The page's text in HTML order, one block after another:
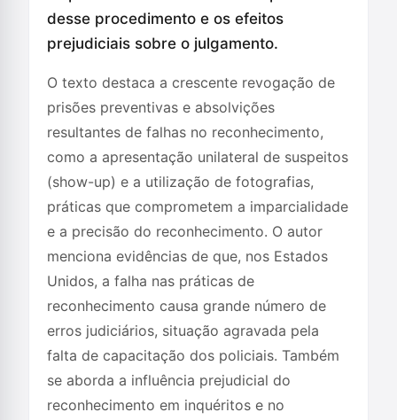
desse procedimento e os efeitos
prejudiciais sobre o julgamento.
O texto destaca a crescente revogação de
prisões preventivas e absolvições
resultantes de falhas no reconhecimento,
como a apresentação unilateral de suspeitos
(show-up) e a utilização de fotografias,
práticas que comprometem a imparcialidade
e a precisão do reconhecimento. O autor
menciona evidências de que, nos Estados
Unidos, a falha nas práticas de
reconhecimento causa grande número de
erros judiciários, situação agravada pela
falta de capacitação dos policiais. Também
se aborda a influência prejudicial do
reconhecimento em inquéritos e no